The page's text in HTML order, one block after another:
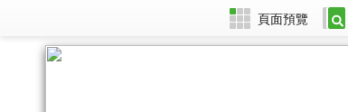
頁面預覽